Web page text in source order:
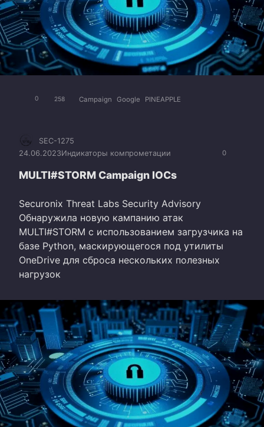
0 258 Campaign Google PINEAPPLE
0
SEC-1275
24.06.2023Индикаторы компрометации
MULTI#STORM Campaign IOCs
Securonix Threat Labs Security Advisory
Обнаружила новую кампанию атак
MULTI#STORM с использованием загрузчика на
базе Python, маскирующегося под утилиты
OneDrive для сброса нескольких полезных
нагрузок